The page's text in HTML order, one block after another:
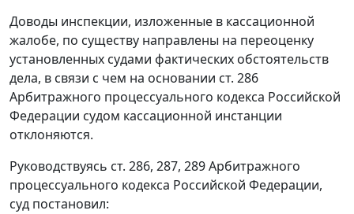
Доводы инспекции, изложенные в кассационной
жалобе, по существу направлены на переоценку
установленных судами фактических обстоятельств
дела, в связи с чем на основании ст. 286
Арбитражного процессуального кодекса Российской
Федерации судом кассационной инстанции
отклоняются.
Руководствуясь ст. 286, 287, 289Арбитражного
процессуального кодекса Российской Федерации,
суд постановил: